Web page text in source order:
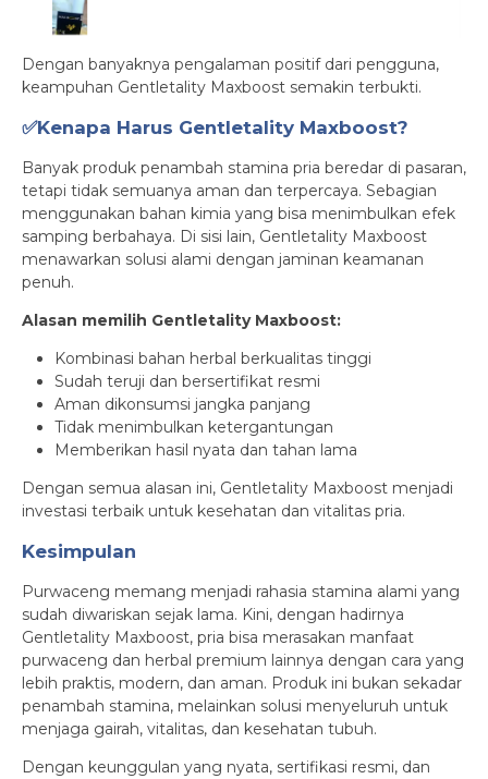
Dengan banyaknya pengalaman positif dari pengguna,
keampuhan Gentletality Maxboost semakin terbukti.
✅Kenapa Harus Gentletality Maxboost?
Banyak produk penambah stamina pria beredar di pasaran,
tetapi tidak semuanya aman dan terpercaya. Sebagian
menggunakan bahan kimia yang bisa menimbulkan efek
samping berbahaya. Di sisi lain, Gentletality Maxboost
menawarkan solusi alami dengan jaminan keamanan
penuh.
Alasan memilih Gentletality Maxboost:
Kombinasi bahan herbal berkualitas tinggi
Sudah teruji dan bersertifikat resmi
Aman dikonsumsi jangka panjang
Tidak menimbulkan ketergantungan
Memberikan hasil nyata dan tahan lama
Dengan semua alasan ini, Gentletality Maxboost menjadi
investasi terbaik untuk kesehatan dan vitalitas pria.
Kesimpulan
Purwaceng memang menjadi rahasia stamina alami yang
sudah diwariskan sejak lama. Kini, dengan hadirnya
Gentletality Maxboost, pria bisa merasakan manfaat
purwaceng dan herbal premium lainnya dengan cara yang
lebih praktis, modern, dan aman. Produk ini bukan sekadar
penambah stamina, melainkan solusi menyeluruh untuk
menjaga gairah, vitalitas, dan kesehatan tubuh.
Dengan keunggulan yang nyata, sertifikasi resmi, dan